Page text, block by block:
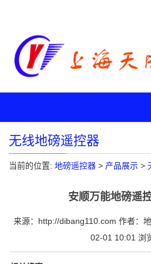
无线地磅遥控器
当前的位置: 地磅遥控器 > 产品展示 >
安顺万能地磅遥
来源：http://dibang110.com 作者：
02-01 10:01 浏